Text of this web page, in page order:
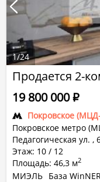
Продается 2-
Покровское
Покровское метро
Педагогическая ул. ,
Этаж: 10 / 12
Площадь: 46,3 м2
19 800 000Р
МИЭЛЬ База
1/24